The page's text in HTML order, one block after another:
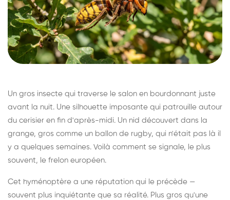
Un gros insecte qui traverse le salon en bourdonnant juste
avant la nuit. Une silhouette imposante qui patrouille autour
du cerisier en fin d'après-midi. Un nid découvert dans la
grange, gros comme un ballon de rugby, qui n'était pas là il
y a quelques semaines. Voilà comment se signale, le plus
souvent, le frelon européen.
Cet hyménoptère a une réputation qui le précède —
souvent plus inquiétante que sa réalité. Plus gros qu'une